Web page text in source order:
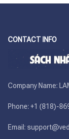
CONTACT INFO
Company Name:
Phone: +1 (818)-
Email: